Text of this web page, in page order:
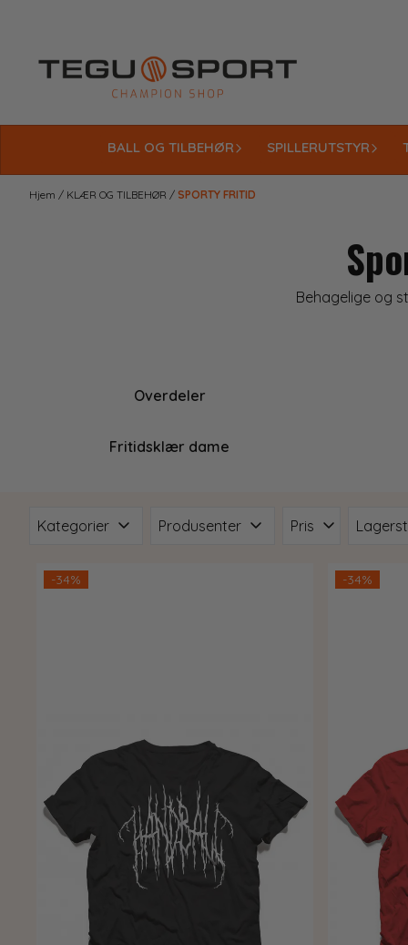
Hopp til innhold
BALL OG TILBEHØR SPILLERUTSTYR
Hjem / KLÆR OG TILBEHØR / SPORTY FRITID
Behagelige og
Overdeler
Fritidsklær dame
Kategorier Produsenter Pris
-34% -34%